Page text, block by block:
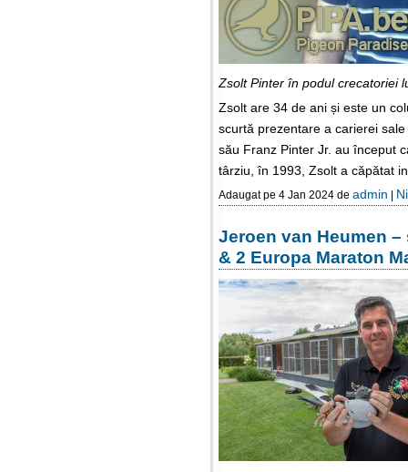
Zsolt Pinter în podul crecatoriei
Zsolt are 34 de ani și este un
scurtă prezentare a carierei
său Franz Pinter Jr. au început
târziu, în 1993, Zsolt a căpătat
Adaugat pe 4 Jan 2024 de admin |
Jeroen van Heumen
& 2 Europa Maraton